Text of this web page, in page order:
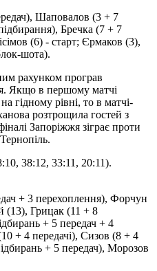
Шаповалов (3 + 7
Бречка (7 + 7
(6) - старт; Єрмаков (3),
шота).
рахунком програв
Якщо в першому матчі
гідному рівні, то в матчі-
розтрощила гостей з
Запоріжжя зіграє проти
38:12, 33:11, 20:11).
+ 3 перехоплення), Форчун
(13), Грицак (11 + 8
+ 5 передач + 4
+ 4 передачі), Сизов (8 + 4
+ 5 передач), Морозов